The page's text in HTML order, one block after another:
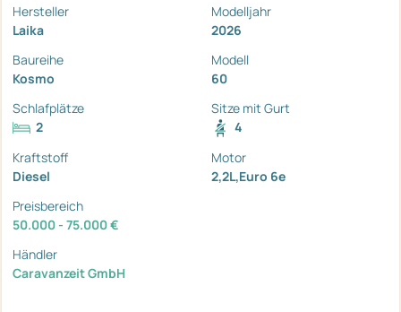
Hersteller
Laika
Modelljahr
2026
Baureihe
Kosmo
Modell
60
Schlafplätze
2
Sitze mit Gurt
4
Kraftstoff
Diesel
Motor
2,2L,Euro 6e
Preisbereich
50.000 - 75.000 €
Händler
Caravanzeit GmbH